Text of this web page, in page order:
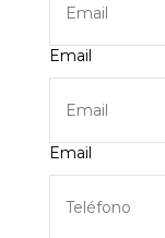
Email
Email